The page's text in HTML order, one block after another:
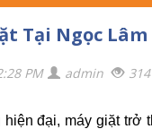
Tại Ngọc
PM admin
hiện đại, máy giặt